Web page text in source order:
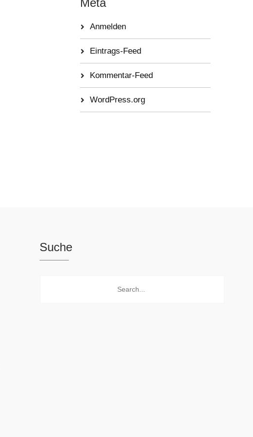
Meta
Anmelden
Eintrags-Feed
Kommentar-Feed
WordPress.org
Suche